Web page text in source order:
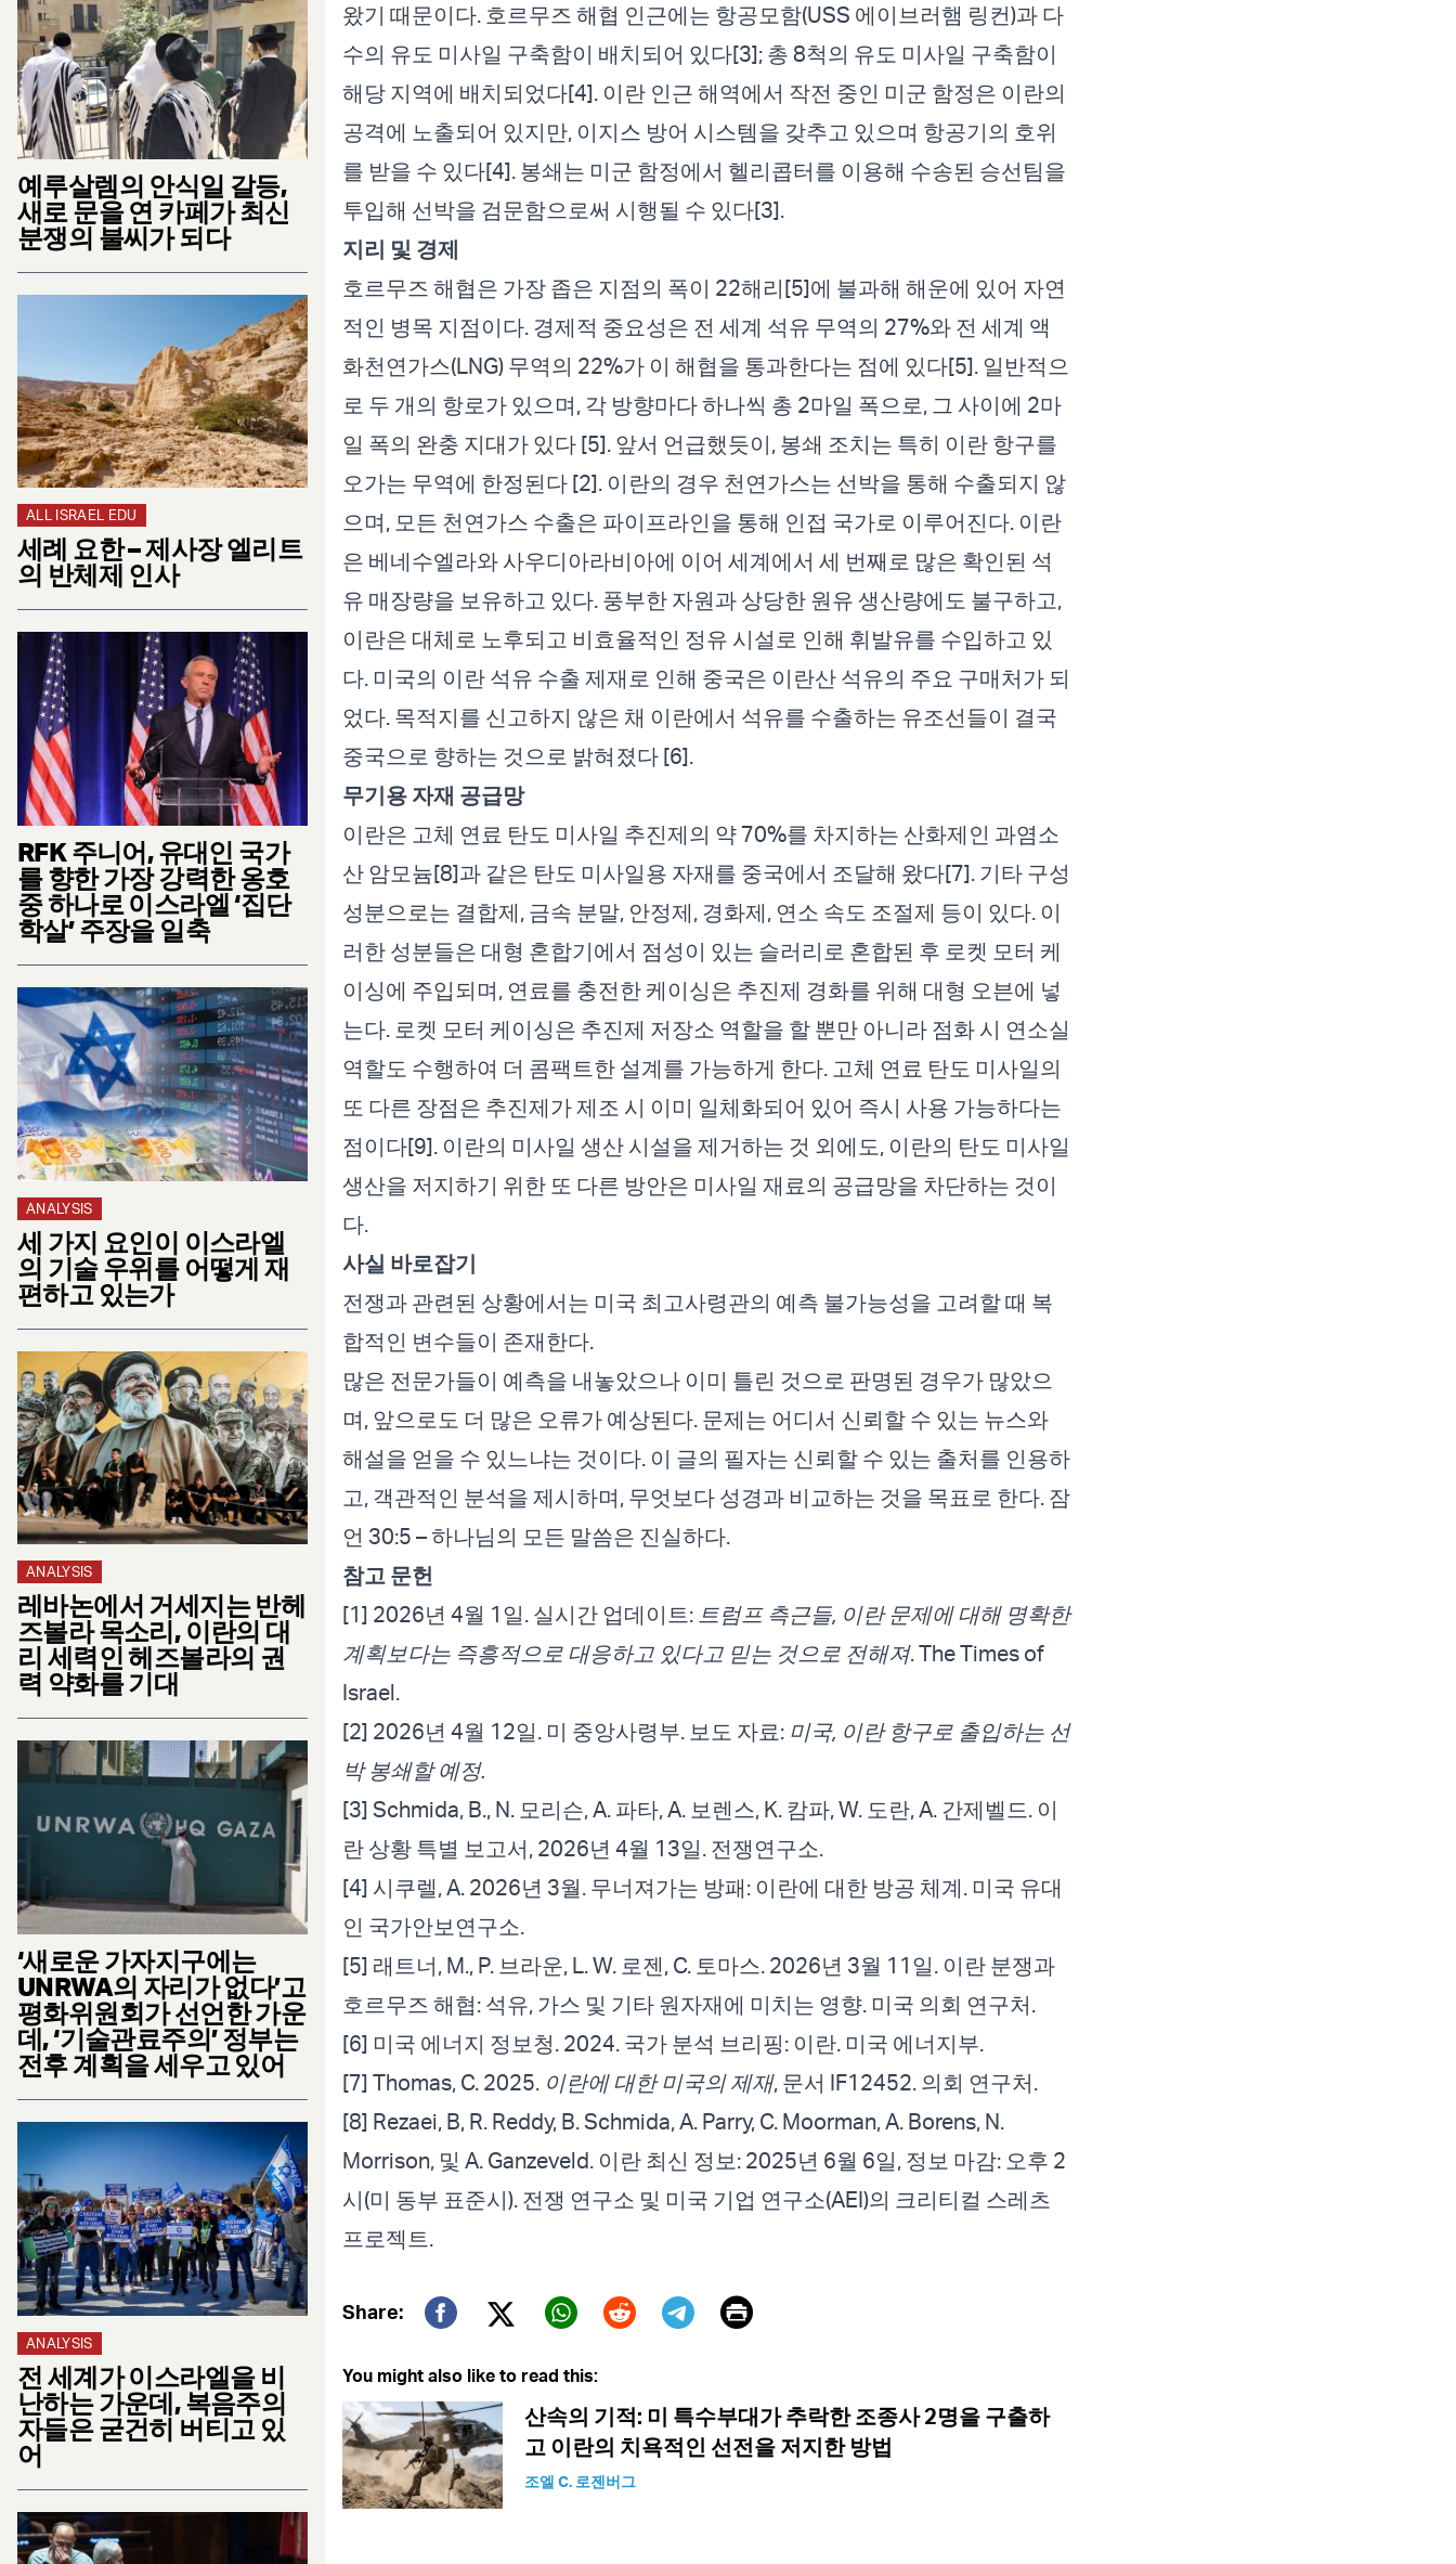
예루살렘의 안식일 갈등,
새로 문을 연 카페가 최신
분쟁의 불씨가 되다
ALL ISRAEL EDU
세례 요한 – 제사장 엘리트
의 반체제 인사
RFK 주니어, 유대인 국가
를 향한 가장 강력한 옹호
중 하나로 이스라엘 ‘집단
학살’ 주장을 일축
ANALYSIS
세 가지 요인이 이스라엘
의 기술 우위를 어떻게 재
편하고 있는가
ANALYSIS
레바논에서 거세지는 반헤
즈볼라 목소리, 이란의 대
리 세력인 헤즈볼라의 권
력 약화를 기대
‘새로운 가자지구에는
UNRWA의 자리가 없다’고
평화위원회가 선언한 가운
데, ‘기술관료주의’ 정부는
전후 계획을 세우고 있어
ANALYSIS
전 세계가 이스라엘을 비
난하는 가운데, 복음주의
자들은 굳건히 버티고 있
어
왔기 때문이다. 호르무즈 해협 인근에는 항공모함(USS 에이브러햄 링컨)과 다
수의 유도 미사일 구축함이 배치되어 있다[3]; 총 8척의 유도 미사일 구축함이
해당 지역에 배치되었다[4]. 이란 인근 해역에서 작전 중인 미군 함정은 이란의
공격에 노출되어 있지만, 이지스 방어 시스템을 갖추고 있으며 항공기의 호위
를 받을 수 있다[4]. 봉쇄는 미군 함정에서 헬리콥터를 이용해 수송된 승선팀을
투입해 선박을 검문함으로써 시행될 수 있다[3].
지리 및 경제
호르무즈 해협은 가장 좁은 지점의 폭이 22해리[5]에 불과해 해운에 있어 자연
적인 병목 지점이다. 경제적 중요성은 전 세계 석유 무역의 27%와 전 세계 액
화천연가스(LNG) 무역의 22%가 이 해협을 통과한다는 점에 있다[5]. 일반적으
로 두 개의 항로가 있으며, 각 방향마다 하나씩 총 2마일 폭으로, 그 사이에 2마
일 폭의 완충 지대가 있다 [5]. 앞서 언급했듯이, 봉쇄 조치는 특히 이란 항구를
오가는 무역에 한정된다 [2]. 이란의 경우 천연가스는 선박을 통해 수출되지 않
으며, 모든 천연가스 수출은 파이프라인을 통해 인접 국가로 이루어진다. 이란
은 베네수엘라와 사우디아라비아에 이어 세계에서 세 번째로 많은 확인된 석
유 매장량을 보유하고 있다. 풍부한 자원과 상당한 원유 생산량에도 불구하고,
이란은 대체로 노후되고 비효율적인 정유 시설로 인해 휘발유를 수입하고 있
다. 미국의 이란 석유 수출 제재로 인해 중국은 이란산 석유의 주요 구매처가 되
었다. 목적지를 신고하지 않은 채 이란에서 석유를 수출하는 유조선들이 결국
중국으로 향하는 것으로 밝혀졌다 [6].
무기용 자재 공급망
이란은 고체 연료 탄도 미사일 추진제의 약 70%를 차지하는 산화제인 과염소
산 암모늄[8]과 같은 탄도 미사일용 자재를 중국에서 조달해 왔다[7]. 기타 구성
성분으로는 결합제, 금속 분말, 안정제, 경화제, 연소 속도 조절제 등이 있다. 이
러한 성분들은 대형 혼합기에서 점성이 있는 슬러리로 혼합된 후 로켓 모터 케
이싱에 주입되며, 연료를 충전한 케이싱은 추진제 경화를 위해 대형 오븐에 넣
는다. 로켓 모터 케이싱은 추진제 저장소 역할을 할 뿐만 아니라 점화 시 연소실
역할도 수행하여 더 콤팩트한 설계를 가능하게 한다. 고체 연료 탄도 미사일의
또 다른 장점은 추진제가 제조 시 이미 일체화되어 있어 즉시 사용 가능하다는
점이다[9]. 이란의 미사일 생산 시설을 제거하는 것 외에도, 이란의 탄도 미사일
생산을 저지하기 위한 또 다른 방안은 미사일 재료의 공급망을 차단하는 것이
다.
사실 바로잡기
전쟁과 관련된 상황에서는 미국 최고사령관의 예측 불가능성을 고려할 때 복
합적인 변수들이 존재한다.
많은 전문가들이 예측을 내놓았으나 이미 틀린 것으로 판명된 경우가 많았으
며, 앞으로도 더 많은 오류가 예상된다. 문제는 어디서 신뢰할 수 있는 뉴스와
해설을 얻을 수 있느냐는 것이다. 이 글의 필자는 신뢰할 수 있는 출처를 인용하
고, 객관적인 분석을 제시하며, 무엇보다 성경과 비교하는 것을 목표로 한다. 잠
언 30:5 – 하나님의 모든 말씀은 진실하다.
참고 문헌
[1] 2026년 4월 1일. 실시간 업데이트: 트럼프 측근들, 이란 문제에 대해 명확한
계획보다는 즉흥적으로 대응하고 있다고 믿는 것으로 전해져. The Times of
Israel.
[2] 2026년 4월 12일. 미 중앙사령부. 보도 자료: 미국, 이란 항구로 출입하는 선
박 봉쇄할 예정.
[3] Schmida, B., N. 모리슨, A. 파타, A. 보렌스, K. 캄파, W. 도란, A. 간제벨드. 이
란 상황 특별 보고서, 2026년 4월 13일. 전쟁연구소.
[4] 시쿠렐, A. 2026년 3월. 무너져가는 방패: 이란에 대한 방공 체계. 미국 유대
인 국가안보연구소.
[5] 래트너, M., P. 브라운, L. W. 로젠, C. 토마스. 2026년 3월 11일. 이란 분쟁과
호르무즈 해협: 석유, 가스 및 기타 원자재에 미치는 영향. 미국 의회 연구처.
[6] 미국 에너지 정보청. 2024. 국가 분석 브리핑: 이란. 미국 에너지부.
[7] Thomas, C. 2025. 이란에 대한 미국의 제재, 문서 IF12452. 의회 연구처.
[8] Rezaei, B, R. Reddy, B. Schmida, A. Parry, C. Moorman, A. Borens, N.
Morrison, 및 A. Ganzeveld. 이란 최신 정보: 2025년 6월 6일, 정보 마감: 오후 2
시(미 동부 표준시). 전쟁 연구소 및 미국 기업 연구소(AEI)의 크리티컬 스레츠
프로젝트.
Share:
Twitter (X)
Print
You might also like to read this:
산속의 기적: 미 특수부대가 추락한 조종사 2명을 구출하
고 이란의 치욕적인 선전을 저지한 방법
조엘 C. 로젠버그